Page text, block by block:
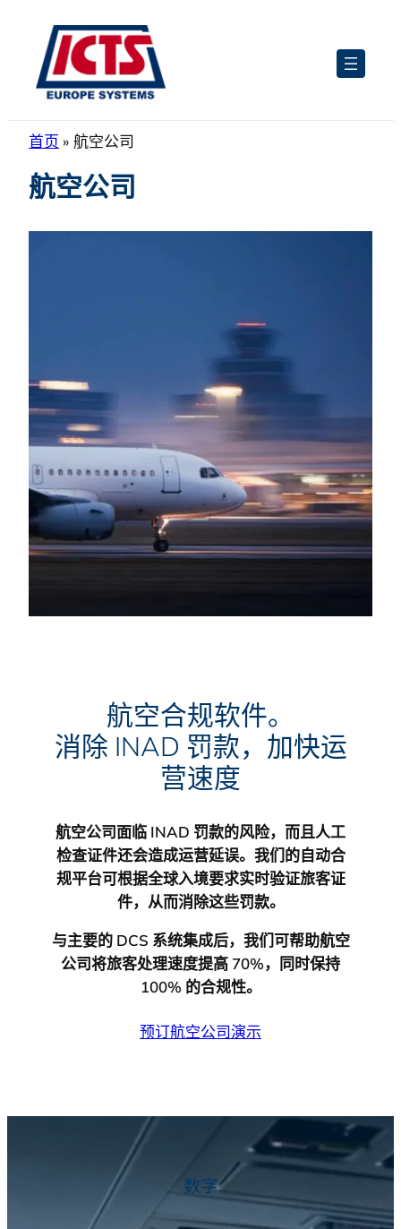
首页 » 航空公司
航空公司
航空合规软件。
消除 INAD 罚款，加快运
营速度
航空公司面临 INAD 罚款的风险，而且人工
检查证件还会造成运营延误。我们的自动合
规平台可根据全球入境要求实时验证旅客证
件，从而消除这些罚款。
与主要的 DCS 系统集成后，我们可帮助航空
公司将旅客处理速度提高 70%，同时保持
100% 的合规性。
预订航空公司演示
数字